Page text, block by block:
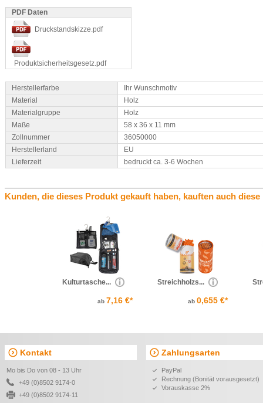
PDF Daten
Druckstandskizze.pdf
Produktsicherheitsgesetz.pdf
Herstellerfarbe
Ihr Wunschmotiv
Material
Holz
Materialgruppe
Holz
Maße
58 x 36 x 11 mm
Zollnummer
36050000
Herstellerland
EU
Lieferzeit
bedruckt ca. 3-6 Wochen
Kunden, die dieses Produkt gekauft haben, kauften auch
Kulturtasche...
ab 7,16 €*
Streichholzs...
ab 0,655 €*
Kontakt
Mo bis Do von 08 - 13 Uhr
+49 (0)8502 9174-0
+49 (0)8502 9174-11
Zahlungsarten
PayPal
Rechnung (Bonität vorausgesetzt)
Vorauskasse 2%